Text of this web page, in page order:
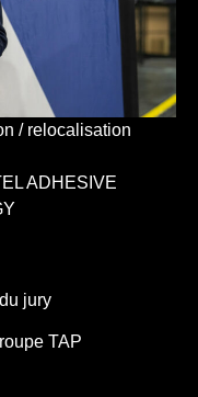
/ relocalisation
ADHESIVE
jury
TAP